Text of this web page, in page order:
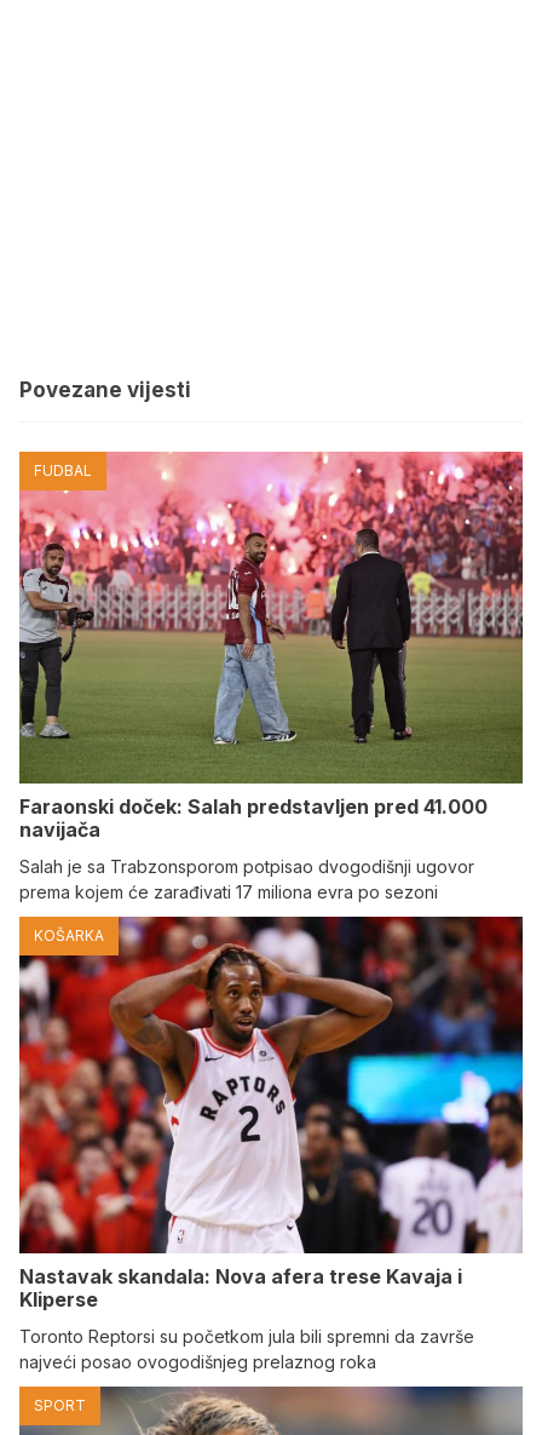
Povezane vijesti
FUDBAL
Faraonski doček: Salah predstavljen pred 41.000
navijača
Salah je sa Trabzonsporom potpisao dvogodišnji ugovor
prema kojem će zarađivati 17 miliona evra po sezoni
KOŠARKA
Nastavak skandala: Nova afera trese Kavaja i
Kliperse
Toronto Reptorsi su početkom jula bili spremni da završe
najveći posao ovogodišnjeg prelaznog roka
SPORT